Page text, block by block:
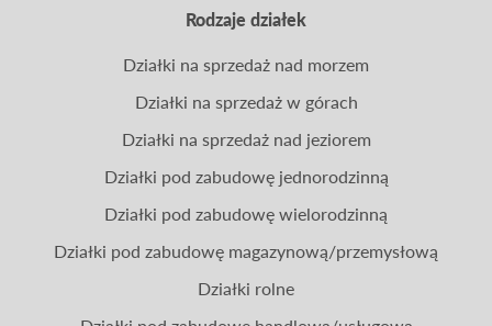
Rodzaje działek
Działki na sprzedaż nad morzem
Działki na sprzedaż w górach
Działki na sprzedaż nad jeziorem
Działki pod zabudowę jednorodzinną
Działki pod zabudowę wielorodzinną
Działki pod zabudowę magazynową/przemysłową
Działki rolne